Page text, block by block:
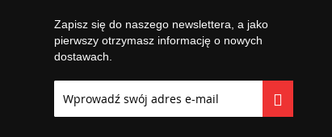
Zapisz się do naszego newslettera, a jako
pierwszy otrzymasz informację o nowych
dostawach.
nasz
newsletter: